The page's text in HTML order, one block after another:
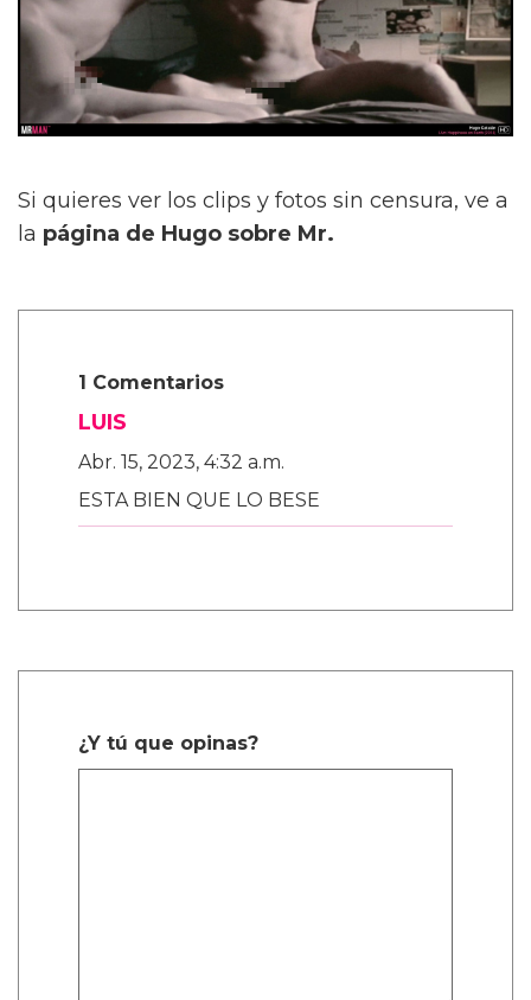
Si quieres ver los clips y fotos sin censura, ve a
la página de Hugo sobre Mr.
1 Comentarios
LUIS
Abr. 15, 2023, 4:32 a.m.
ESTA BIEN QUE LO BESE
¿Y tú que opinas?